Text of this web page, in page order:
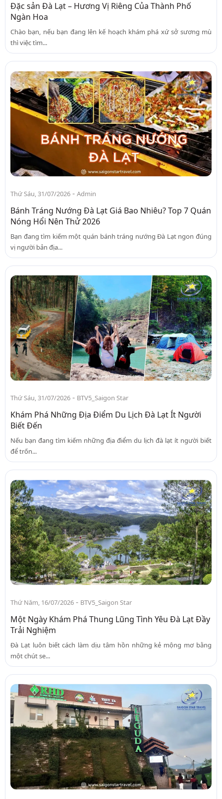
Đặc sản Đà Lạt – Hương Vị Riêng Của Thành Phố
Ngàn Hoa
Chào bạn, nếu bạn đang lên kế hoạch khám phá xứ sở sương mù
thì việc tìm...
Thứ Sáu, 31/07/2026 - Admin
Bánh Tráng Nướng Đà Lạt Giá Bao Nhiêu? Top 7 Quán
Nóng Hổi Nên Thử 2026
Bạn đang tìm kiếm một quán bánh tráng nướng Đà Lạt ngon đúng
vị người bản địa...
Thứ Sáu, 31/07/2026 - BTV5_Saigon Star
Khám Phá Những Địa Điểm Du Lịch Đà Lạt Ít Người
Biết Đến
Nếu bạn đang tìm kiếm những địa điểm du lịch đà lạt ít người biết
để trốn...
Thứ Năm, 16/07/2026 - BTV5_Saigon Star
Một Ngày Khám Phá Thung Lũng Tình Yêu Đà Lạt Đầy
Trải Nghiệm
Đà Lạt luôn biết cách làm dịu tâm hồn những kẻ mộng mơ bằng
một chút se...